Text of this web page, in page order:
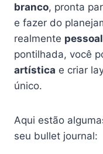
branco, pronta
e fazer do
realmente pessoal
pontilhada, você
artística e criar
único.
Aqui estão
seu bullet journal: